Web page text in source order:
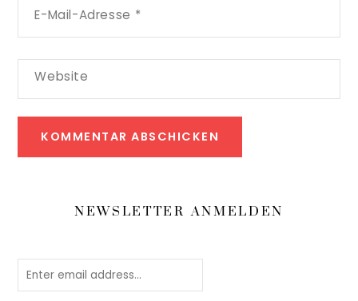
E-Mail-Adresse *
Website
NEWSLETTER ANMELDEN